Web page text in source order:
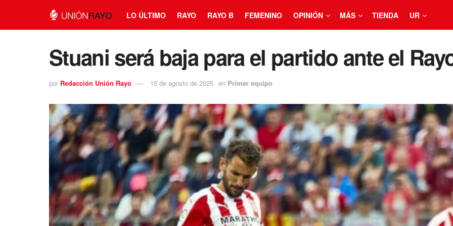
LO ÚLTIMO RAYO RAYO B FEMENINO OPINIÓN MÁS TIENDA UR
Stuani será baja para el partido ante el
por Redacción Unión Rayo 15 de agosto de 2025 en Primer equipo